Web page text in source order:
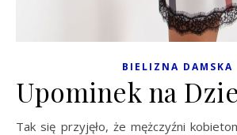
BIELIZNA DAMSKA
Upominek na
Tak się przyjęło, że mężczyźni kobietom chcieliby sprawić